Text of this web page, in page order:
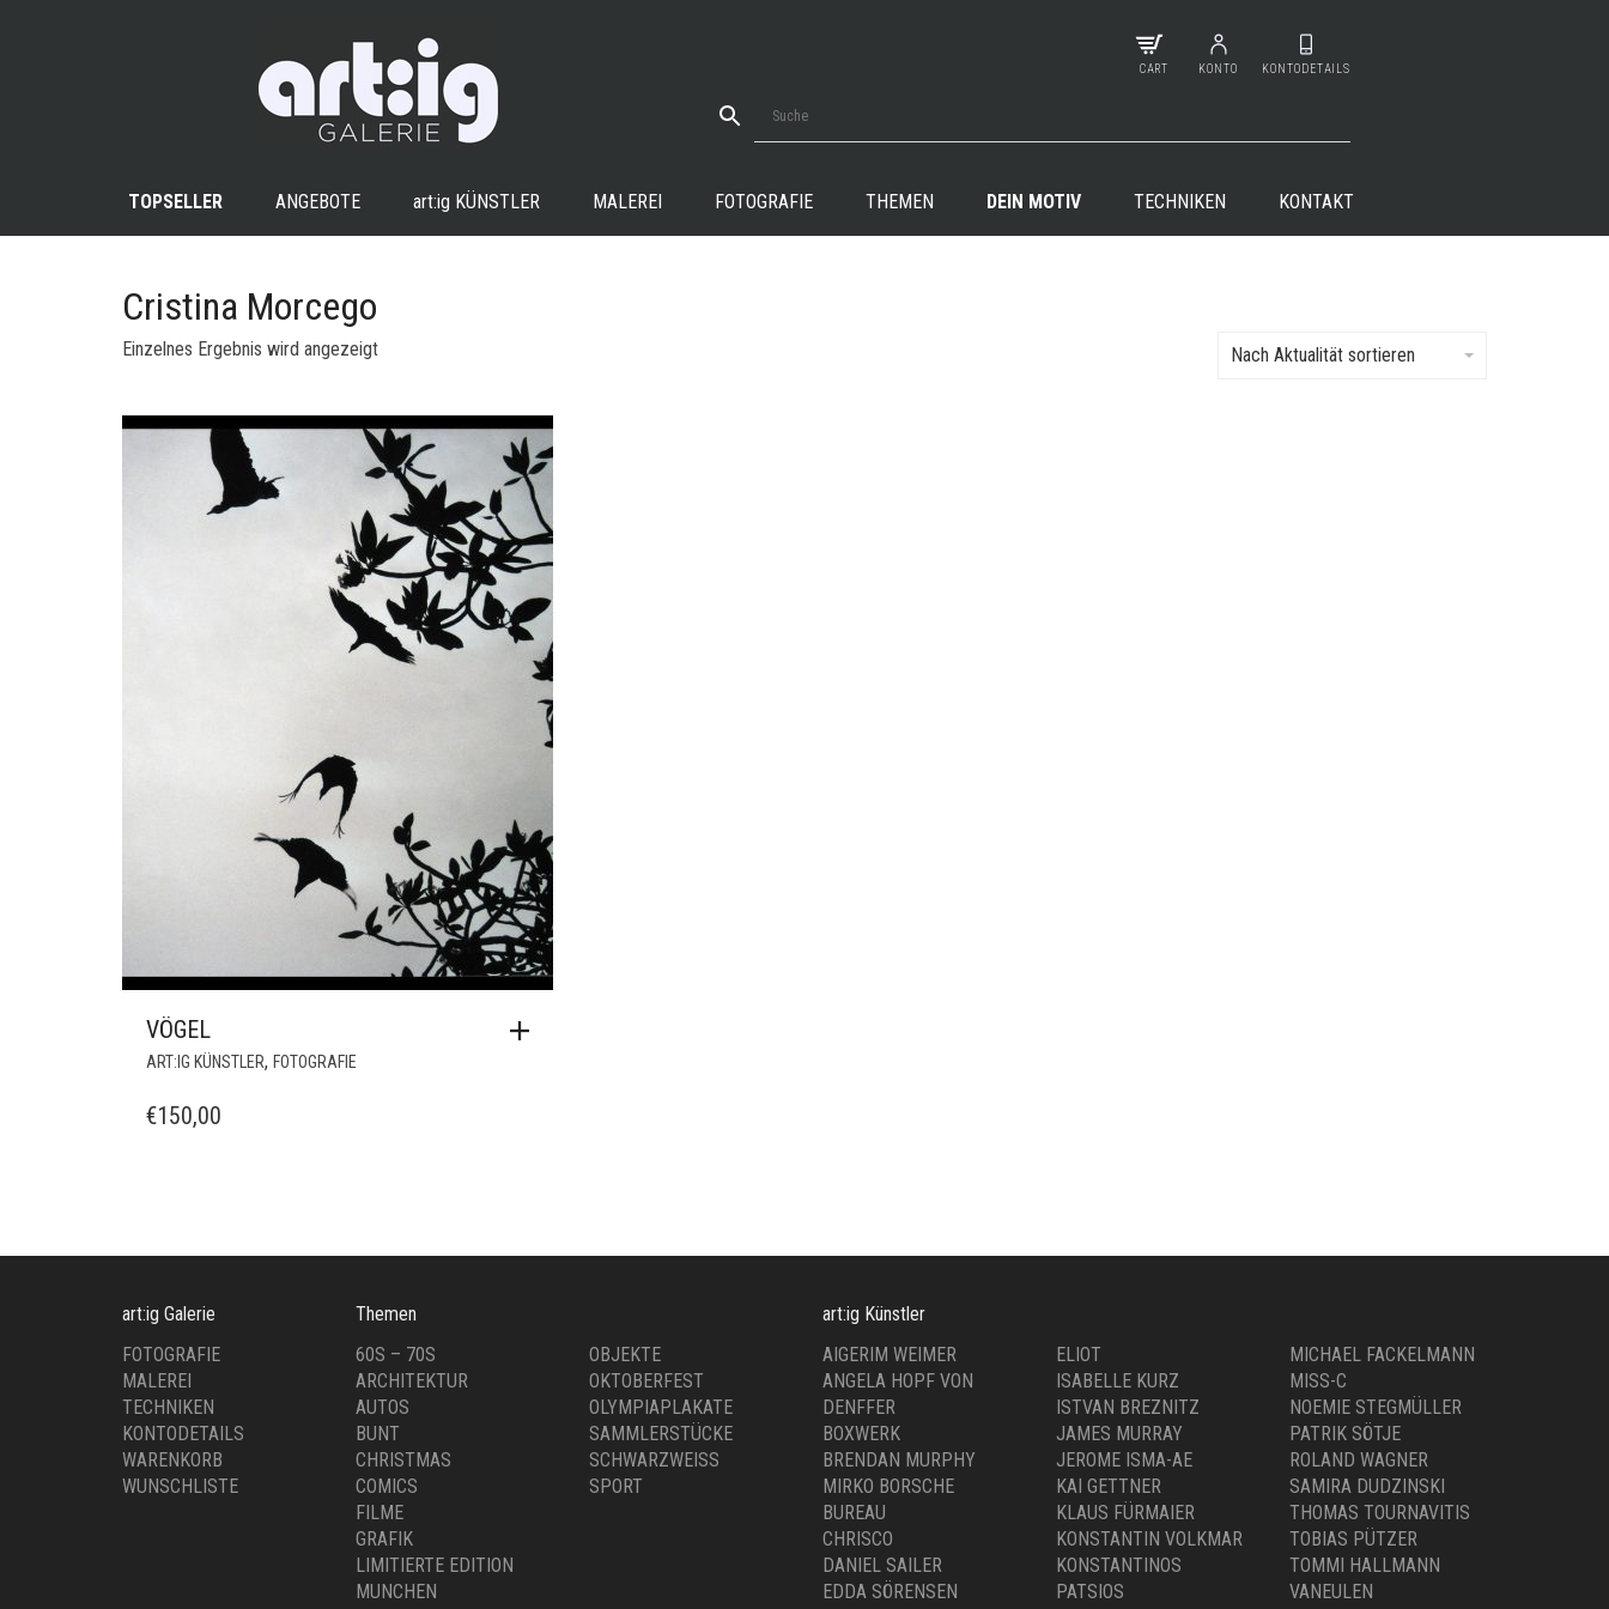
CART KONTO KONTODETAILS
TOPSELLER ANGEBOTE art:ig KÜNSTLER MALEREI FOTOGRAFIE THEMEN DEIN MOTIV TECHNIKEN KONTAKT
Cristina Morcego
Einzelnes Ergebnis wird angezeigt Nach Aktualität sortieren
VÖGEL
ART:IG KÜNSTLER, FOTOGRAFIE
€150,00
art:ig Galerie
FOTOGRAFIE
MALEREI
TECHNIKEN
KONTODETAILS
WARENKORB
WUNSCHLISTE
Themen
60S – 70S
ARCHITEKTUR
AUTOS
BUNT
CHRISTMAS
COMICS
FILME
GRAFIK
LIMITIERTE EDITION
MUNCHEN
OBJEKTE
OKTOBERFEST
OLYMPIAPLAKATE
SAMMLERSTÜCKE
SCHWARZWEISS
SPORT
art:ig Künstler
AIGERIM WEIMER
ANGELA HOPF VON
DENFFER
BOXWERK
BRENDAN MURPHY
MIRKO BORSCHE
BUREAU
CHRISCO
DANIEL SAILER
EDDA SÖRENSEN
ELIOT
ISABELLE KURZ
ISTVAN BREZNITZ
JAMES MURRAY
JEROME ISMA-AE
KAI GETTNER
KLAUS FÜRMAIER
KONSTANTIN VOLKMAR
KONSTANTINOS
PATSIOS
MICHAEL FACKELMANN
MISS-C
NOEMIE STEGMÜLLER
PATRIK SÖTJE
ROLAND WAGNER
SAMIRA DUDZINSKI
THOMAS TOURNAVITIS
TOBIAS PÜTZER
TOMMI HALLMANN
VANEULEN